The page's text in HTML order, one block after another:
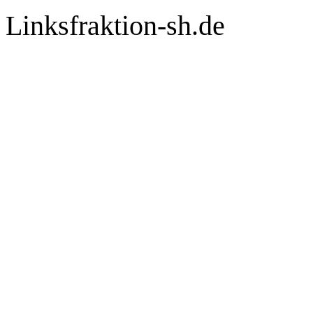
Linksfraktion-sh.de